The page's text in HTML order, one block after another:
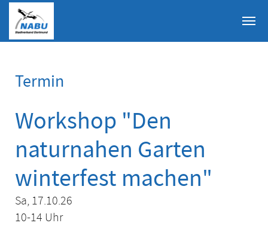
Skip to main content
Termin
Workshop "Den
naturnahen Garten
winterfest machen"
Sa, 17.10.26
10-14 Uhr